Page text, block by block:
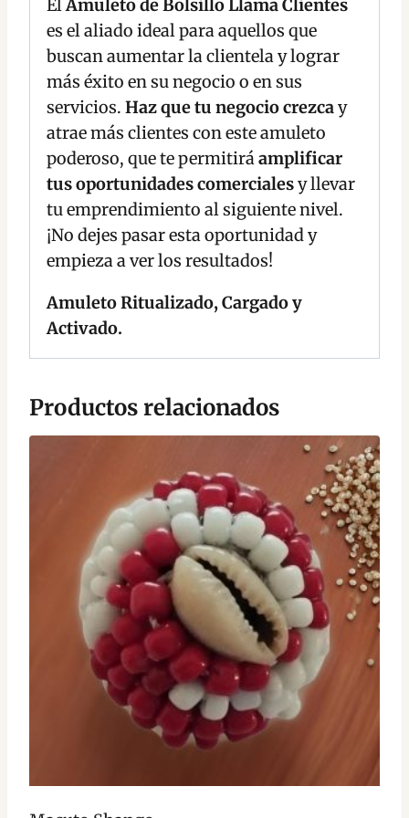
ElAmuleto de Bolsillo Llama Clientes
es el aliado ideal para aquellos que
buscan aumentar la clientela y lograr
más éxito en su negocio o en sus
servicios. Haz que tu negocio crezcay
atrae más clientes con este amuleto
poderoso, que te permitiráamplificar
tus oportunidades comercialesy llevar
tu emprendimiento al siguiente nivel.
¡No dejes pasar esta oportunidad y
empieza a ver los resultados!
Amuleto Ritualizado, Cargado y
Activado.
Productos relacionados